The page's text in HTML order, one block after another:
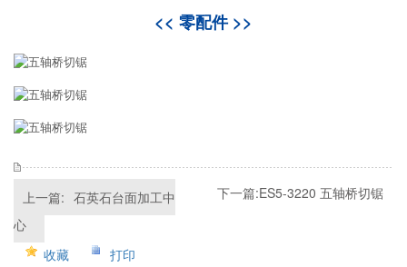
<< 零配件 >>
上一篇: 石英石台面加工中
心
下一篇:ES5-3220 五轴桥切锯
收藏 打印